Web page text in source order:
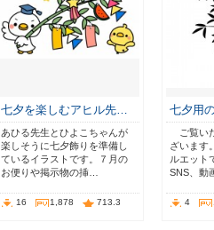
七夕を楽しむアヒル先…
あひる先生とひよこちゃんが
楽しそうに七夕飾りを準備し
ているイラストです。７月の
お便りや掲示物の挿…
16 1,878 713.3
七夕用
ご覧い
ざいます
ルエット
SNS、動
4